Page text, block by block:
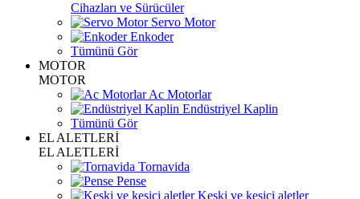
Cihazları ve Sürücüler
Servo Motor
Enkoder
Tümünü Gör
MOTOR
MOTOR
Ac Motorlar
Endüstriyel Kaplin
Tümünü Gör
EL ALETLERİ
EL ALETLERİ
Tornavida
Pense
Keski ve kesici aletler